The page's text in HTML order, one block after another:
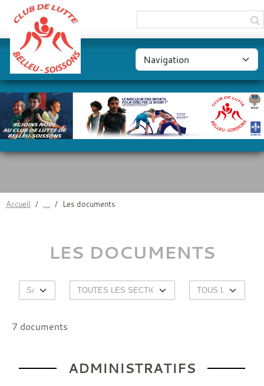
Accueil Les documents
LES DOCUMENTS
7 documents
ADMINISTRATIFS
Panneau de gestion des cookies